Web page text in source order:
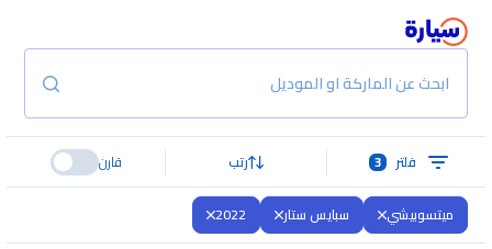
ابحث عن الماركة او الموديل
فلتر 3 رتب قارن
ميتسوبيشي سبايس ستار 2022